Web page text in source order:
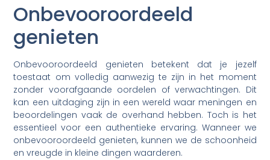
Onbevooroordeeld
genieten
Onbevooroordeeld genieten betekent dat je jezelf
toestaat om volledig aanwezig te zijn in het moment
zonder voorafgaande oordelen of verwachtingen. Dit
kan een uitdaging zijn in een wereld waar meningen en
beoordelingen vaak de overhand hebben. Toch is het
essentieel voor een authentieke ervaring. Wanneer we
onbevooroordeeld genieten, kunnen we de schoonheid
en vreugde in kleine dingen waarderen.